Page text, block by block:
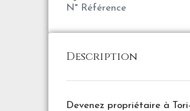
N° Référence
Description
Devenez propriétaire à